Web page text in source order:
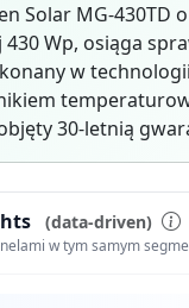
Solar MG-430TD
Wp, osiąga
w
30-letnią
(data-driven)
w tym samym